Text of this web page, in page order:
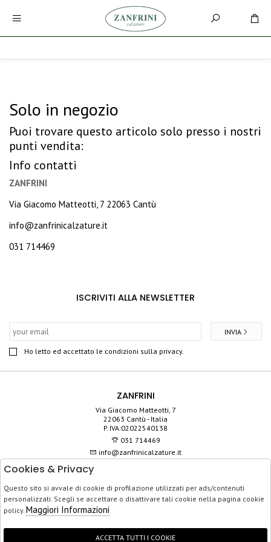
Solo in negozio
Puoi trovare questo articolo solo presso i nostri
punti vendita:
Info contatti
ZANFRINI
Via Giacomo Matteotti, 7 22063 Cantù
info@zanfrinicalzature.it
031 714469
ISCRIVITI ALLA NEWSLETTER
Ho letto ed accettato le condizioni sulla privacy.
INVIA
ZANFRINI
Via Giacomo Matteotti, 7
22063 Cantù - Italia
P. IVA:02022540138
031 714469
info@zanfrinicalzature.it
SERVIZIO CLIENTI
ACQUISTO SICURO
Cookies & Privacy
Questo sito si avvale di cookie di profilazione utilizzati per ads/contenuti
personalizzati. Scegli se accettare o disattivare tali cookie nella pagina cookie
policy. Maggiori Informazioni
ACCETTA TUTTI I COOKIE